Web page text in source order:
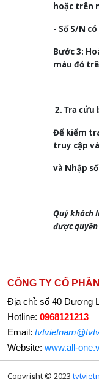
hoặc trên
- Số S/N
Bước 3:
màu đỏ
2. Tra cứu
Để kiểm
truy cập
và Nhập
Quý khách
được
CÔNG TY CỔ
Địa chỉ: số 40 Dương
Hotline: 0968121213
Email:
Website: www.all-
Copyright © 2023